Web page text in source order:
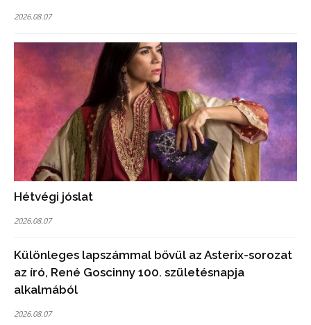
2026.08.07
Hétvégi jóslat
2026.08.07
Különleges lapszámmal bővül az Asterix-sorozat
az író, René Goscinny 100. születésnapja
alkalmából
2026.08.07